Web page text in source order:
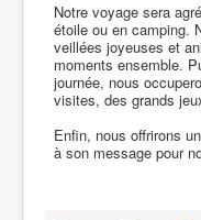
Notre voyage sera
étoile ou en camping.
veillées joyeuses et
moments ensemble.
journée, nous
visites, des grands
Enfin, nous offrirons
à son message pour